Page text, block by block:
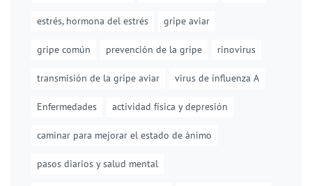
estrés, hormona del estrés gripe aviar
gripe común prevención de la gripe rinovirus
transmisión de la gripe aviar virus de influenza A
Enfermedades actividad física y depresión
caminar para mejorar el estado de ánimo
pasos diarios y salud mental